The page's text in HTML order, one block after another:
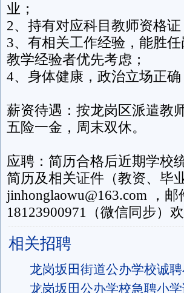
业；
2、持有对应科目教师资格证
3、有相关工作经验，能胜
教学经验者优先考虑；
4、身体健康，政治立场正
薪资待遇：按龙岗区派遣教
五险一金，周末双休。
应聘：简历合格后近期学校
简历及相关证件（教资、毕
jinhonglaowu@163.com ，
18123900971（微信同步）
相关招聘
龙岗坂田街道公办学校诚
龙岗坂田公办学校急聘小